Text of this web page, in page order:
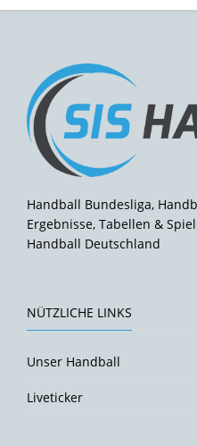
Handball Bundesliga,
Ergebnisse, Tabellen &
Handball Deutschland
NÜTZLICHE LINKS
Unser Handball
Liveticker